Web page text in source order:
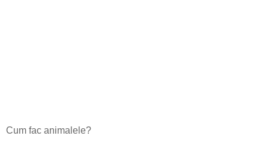
Cum fac animalele?